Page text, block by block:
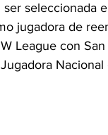
seleccionada
jugadora de
League con